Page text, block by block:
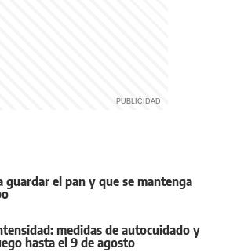
el pan y que se mantenga
medidas de autocuidado y
hasta el 9 de agosto